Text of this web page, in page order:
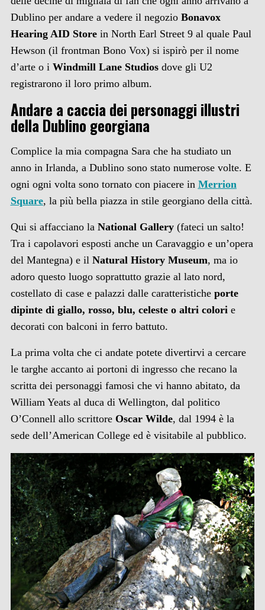
Dublino per andare a vedere il negozio Bonavox
Hearing AID Storein North Earl Street 9 al quale Paul
Hewson (il frontman Bono Vox) si ispirò per il nome
d’arte o i Windmill Lane Studiosdove gli U2
registrarono il loro primo album.
Andare a caccia dei personaggi illustri
della Dublino georgiana
Complice la mia compagna Sara che ha studiato un
anno in Irlanda, a Dublino sono stato numerose volte. E
ogni ogni volta sono tornato con piacere in Merrion
Square, la più bella piazza in stile georgiano della città.
Qui si affacciano la National Gallery(fateci un salto!
Tra i capolavori esposti anche un Caravaggio e un’opera
del Mantegna) e il Natural History Museum, ma io
adoro questo luogo soprattutto grazie al lato nord,
costellato di case e palazzi dalle caratteristiche porte
dipinte di giallo, rosso, blu, celeste o altri colori e
decorati con balconi in ferro battuto.
La prima volta che ci andate potete divertirvi a cercare
le targhe accanto ai portoni di ingresso che recano la
scritta dei personaggi famosi che vi hanno abitato, da
William Yeats al duca di Wellington, dal politico
O’Connell allo scrittore Oscar Wilde, dal 1994 è la
sede dell’American College ed è visitabile al pubblico.